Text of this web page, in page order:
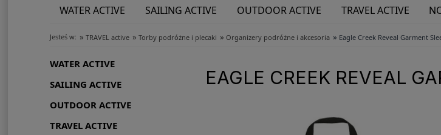
WATER ACTIVE SAILING ACTIVE OUTDOOR ACTIVE TRAVEL ACTIVE
SHOWROOM: ODWIEDŹ
Jesteś w: » TRAVEL active » Torby podróżne i plecaki » Organizery podróżne i akcesoria » Eagle Creek Reveal Garment
WATER ACTIVE
SAILING ACTIVE
OUTDOOR ACTIVE
TRAVEL ACTIVE
EAGLE CREEK REVEAL